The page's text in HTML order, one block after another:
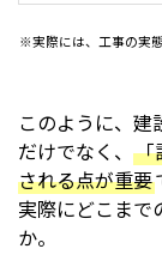
※実際には、工事の実
このように、建
だけでなく、 「
される点が重要
実際にどこまで
か。